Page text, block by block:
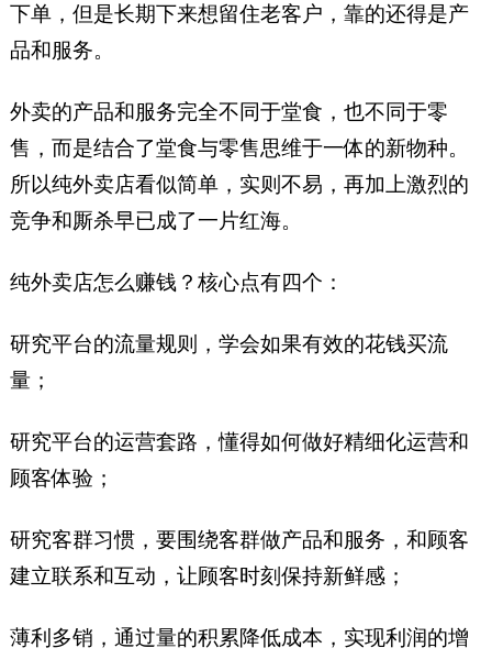
下单，但是长期下来想留住老客户，靠的还得是产
品和服务。
外卖的产品和服务完全不同于堂食，也不同于零
售，而是结合了堂食与零售思维于一体的新物种。
所以纯外卖店看似简单，实则不易，再加上激烈的
竞争和厮杀早已成了一片红海。
纯外卖店怎么赚钱？核心点有四个：
研究平台的流量规则，学会如果有效的花钱买流
量；
研究平台的运营套路，懂得如何做好精细化运营和
顾客体验；
研究客群习惯，要围绕客群做产品和服务，和顾客
建立联系和互动，让顾客时刻保持新鲜感；
薄利多销，通过量的积累降低成本，实现利润的增